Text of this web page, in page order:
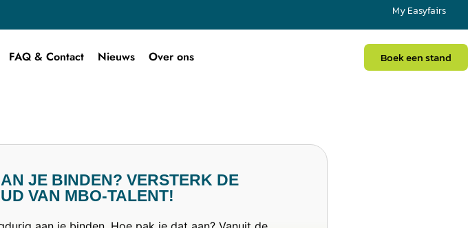
My Easyfairs
FAQ & Contact Nieuws Over ons Boek een stand
JE BINDEN? VERSTERK DE
VAN MBO-TALENT!